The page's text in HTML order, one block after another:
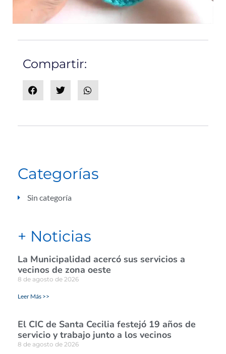
Compartir:
Categorías
Sin categoría
+ Noticias
La Municipalidad acercó sus servicios a
vecinos de zona oeste
8 de agosto de 2026
Leer Más >>
El CIC de Santa Cecilia festejó 19 años de
servicio y trabajo junto a los vecinos
8 de agosto de 2026